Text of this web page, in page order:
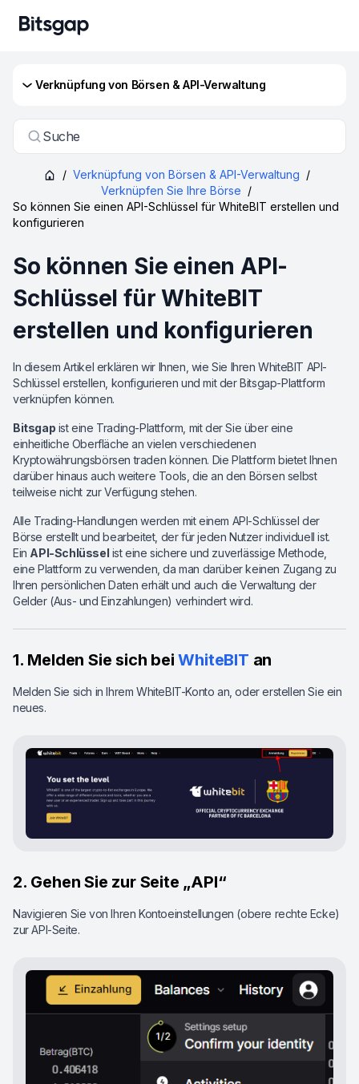
Verknüpfung von Börsen & API-Verwaltung
Suche
/ Verknüpfung von Börsen & API-Verwaltung /
Verknüpfen Sie Ihre Börse /
So können Sie einen API-Schlüssel für WhiteBIT erstellen und
konfigurieren
So können Sie einen API-
Schlüssel für WhiteBIT
erstellen und konfigurieren
In diesem Artikel erklären wir Ihnen, wie Sie Ihren WhiteBIT API-
Schlüssel erstellen, konfigurieren und mit der Bitsgap-Plattform
verknüpfen können.
Bitsgap ist eine Trading-Plattform, mit der Sie über eine
einheitliche Oberfläche an vielen verschiedenen
Kryptowährungsbörsen traden können. Die Plattform bietet Ihnen
darüber hinaus auch weitere Tools, die an den Börsen selbst
teilweise nicht zur Verfügung stehen.
Alle Trading-Handlungen werden mit einem API-Schlüssel der
Börse erstellt und bearbeitet, der für jeden Nutzer individuell ist.
Ein API-Schlüssel ist eine sichere und zuverlässige Methode,
eine Plattform zu verwenden, da man darüber keinen Zugang zu
Ihren persönlichen Daten erhält und auch die Verwaltung der
Gelder (Aus- und Einzahlungen) verhindert wird.
1. Melden Sie sich beiWhiteBIT an
Melden Sie sich in Ihrem WhiteBIT-Konto an, oder erstellen Sie ein
neues.
2. Gehen Sie zur Seite „API“
Navigieren Sie von Ihren Kontoeinstellungen (obere rechte Ecke)
zur API-Seite.